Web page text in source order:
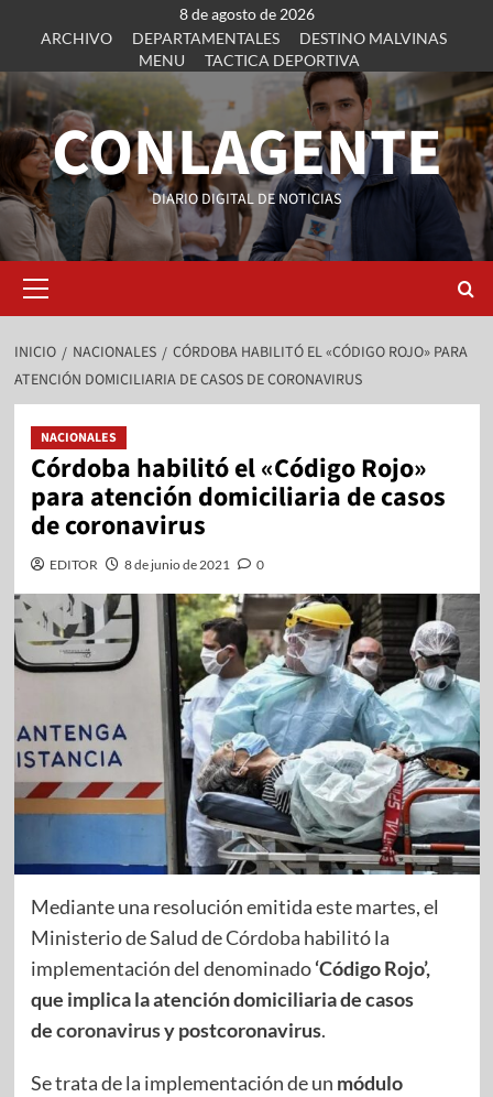
8 de agosto de 2026
ARCHIVO
DEPARTAMENTALES
DESTINO MALVINAS
MENU
TACTICA DEPORTIVA
CONLAGENTE
DIARIO DIGITAL DE NOTICIAS
INICIO NACIONALES
CÓRDOBA HABILITÓ EL «CÓDIGO ROJO» PARA
ATENCIÓN DOMICILIARIA DE CASOS DE CORONAVIRUS
NACIONALES
Córdoba habilitó el «Código Rojo»
para atención domiciliaria de casos
de coronavirus
EDITOR 8 de junio de 2021 0
Mediante una resolución emitida este martes, el
Ministerio de Salud deCórdoba habilitó la
implementación del denominado‘Código Rojo’,
que implica la atención domiciliaria de casos
decoronavirusy postcoronavirus.
Se trata de la implementación de un módulo